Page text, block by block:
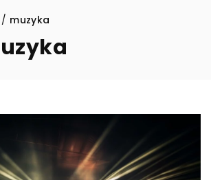
/ muzyka